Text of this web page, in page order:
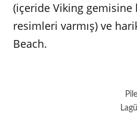
(içeride Viking gemisine
resimleri varmış) ve
Beach.